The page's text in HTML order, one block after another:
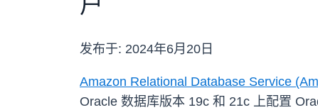
发布于: 2024年6月20日
Amazon Relational Database Service
Oracle 数据库版本 19c 和 21c 上配置